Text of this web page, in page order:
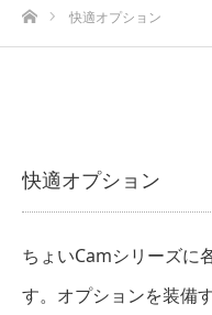
ホーム快適オプション
快適オプション
ちょいCamシリーズに
す。オプションを装備